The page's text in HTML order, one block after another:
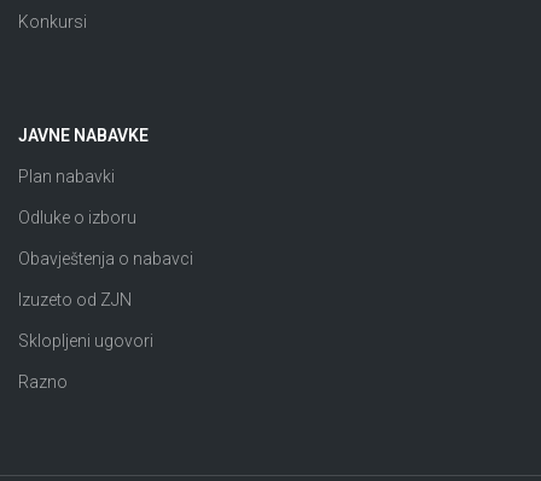
Konkursi
JAVNE NABAVKE
Plan nabavki
Odluke o izboru
Obavještenja o nabavci
Izuzeto od ZJN
Sklopljeni ugovori
Razno